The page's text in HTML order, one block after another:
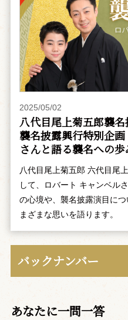
2025/05/02
八代目尾上菊五郎襲
襲名披露興行特別企
さんと語る襲名への
八代目尾上菊五郎 六代目尾
して、ロバート キャンベル
の心境や、襲名披露演目に
まざまな思いを語ります。
バックナンバー
あなたに一問一答